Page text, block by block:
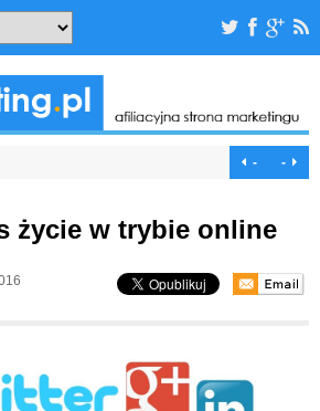
- -
życie w trybie online